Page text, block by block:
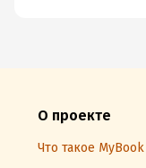
О проекте
Что такое MyBook